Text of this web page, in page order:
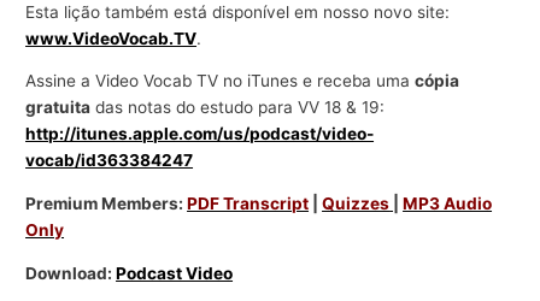
Esta lição também está disponível em nosso novo site:
www.VideoVocab.TV.
Assine a Video Vocab TV no iTunes e receba umacópia
gratuita das notas do estudo para VV 18 & 19:
http://itunes.apple.com/us/podcast/video-
vocab/id363384247
Premium Members:PDF Transcript |Quizzes |MP3 Audio
Only
Download:Podcast Video